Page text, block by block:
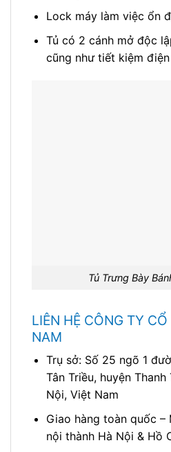
Lock máy làm việc ổn
Tủ có 2 cánh mở độc
cũng như tiết kiệm
Tủ Trưng Bày
LIÊN HỆ CÔNG TY
NAM
Trụ sở: Số 25 ngõ 1
Tân Triều, huyện
Nội, Việt Nam
Giao hàng toàn quốc –
nội thành Hà Nội & Hồ